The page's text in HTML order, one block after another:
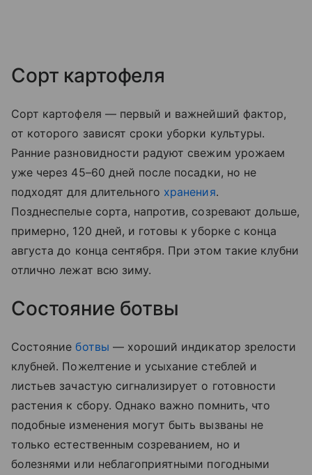
Сорт картофеля
Сорт картофеля — первый и важнейший фактор,
от которого зависят сроки уборки культуры.
Ранние разновидности радуют свежим урожаем
уже через 45–60 дней после посадки, но не
подходят для длительного хранения.
Позднеспелые сорта, напротив, созревают дольше,
примерно, 120 дней, и готовы к уборке с конца
августа до конца сентября. При этом такие клубни
отлично лежат всю зиму.
Состояние ботвы
Состояниеботвы — хороший индикатор зрелости
клубней. Пожелтение и усыхание стеблей и
листьев зачастую сигнализирует о готовности
растения к сбору. Однако важно помнить, что
подобные изменения могут быть вызваны не
только естественным созреванием, но и
болезнями или неблагоприятными погодными